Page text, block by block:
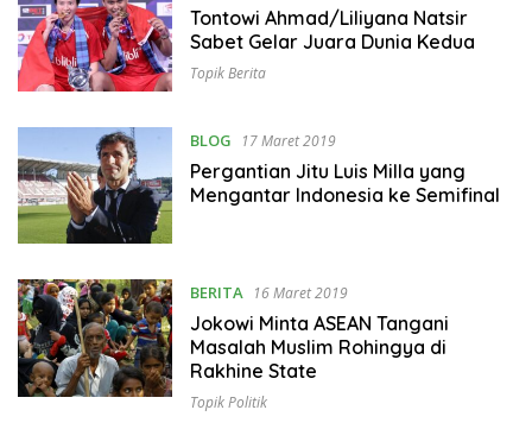
Tontowi Ahmad/Liliyana Natsir
Sabet Gelar Juara Dunia Kedua
Topik Berita
BLOG 17 Maret 2019
Pergantian Jitu Luis Milla yang
Mengantar Indonesia ke Semifinal
BERITA 16 Maret 2019
Jokowi Minta ASEAN Tangani
Masalah Muslim Rohingya di
Rakhine State
Topik Politik